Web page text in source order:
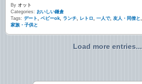
By オット
Categories: おいしい鎌倉
Tags: デート, ベビーok, ランチ, レトロ, 一人で, 友人・同僚と,
家族・子供と
Load more entries...